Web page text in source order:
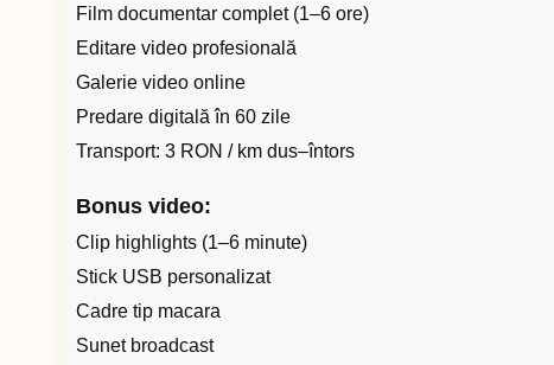
Film documentar complet (1–6 ore)
Editare video profesională
Galerie video online
Predare digitală în 60 zile
Transport: 3 RON / km dus–întors
Bonus video:
Clip highlights (1–6 minute)
Stick USB personalizat
Cadre tip macara
Sunet broadcast